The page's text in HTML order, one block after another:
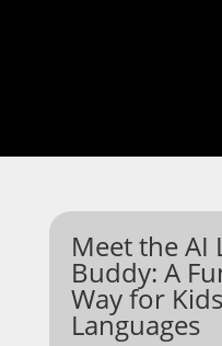
Meet the AI
Buddy: A
Way for
Languages